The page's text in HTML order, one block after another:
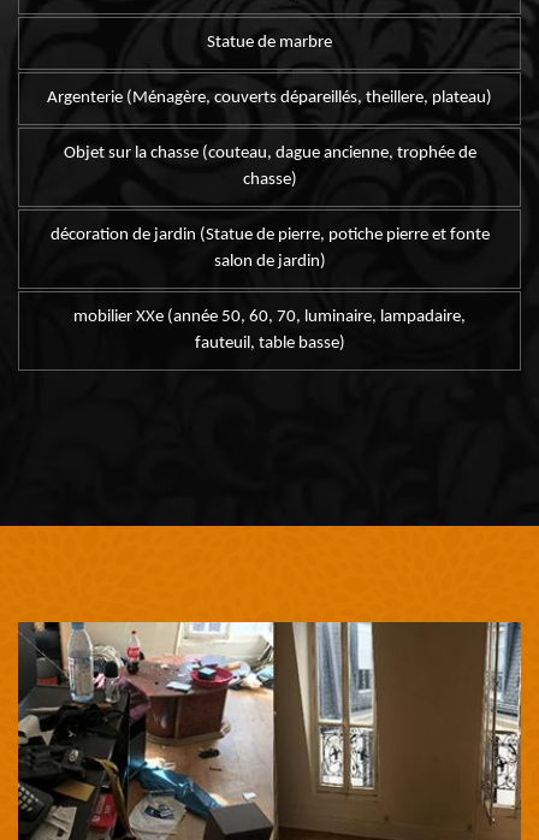
Statue de marbre
Argenterie (Ménagère, couverts dépareillés, theillere, plateau)
Objet sur la chasse (couteau, dague ancienne, trophée de
chasse)
décoration de jardin (Statue de pierre, potiche pierre et fonte
salon de jardin)
mobilier XXe (année 50, 60, 70, luminaire, lampadaire,
fauteuil, table basse)